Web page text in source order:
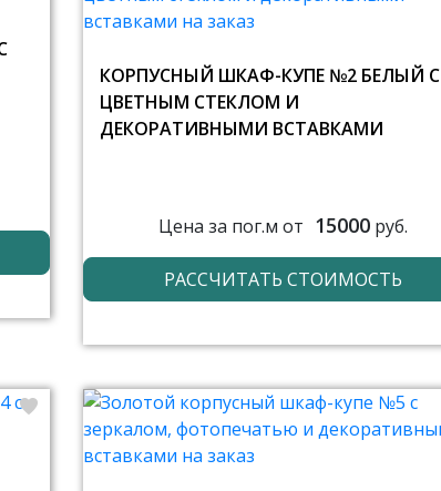
КОРПУСНЫЙ ШКАФ-КУПЕ №2 БЕЛЫЙ С
ЦВЕТНЫМ СТЕКЛОМ И
ДЕКОРАТИВНЫМИ ВСТАВКАМИ
Цена за пог.м от 15000руб.
РАССЧИТАТЬ СТОИМОСТЬ